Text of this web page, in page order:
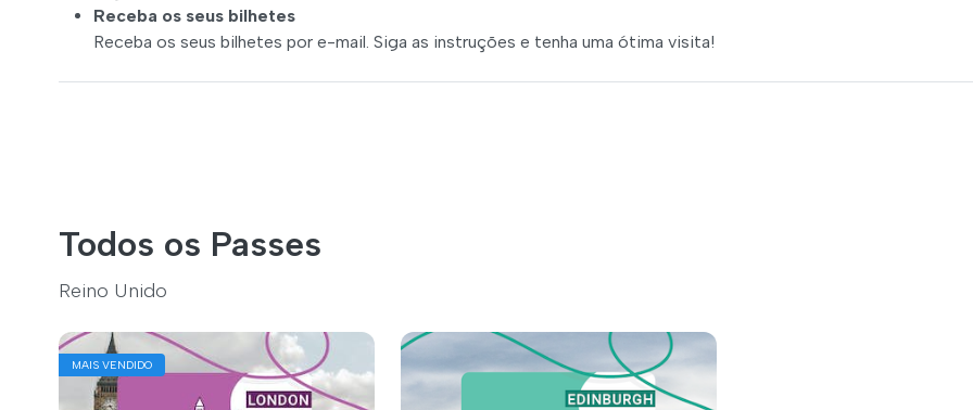
Receba os seus bilhetes
Receba os seus bilhetes por e-mail. Siga as instruções e tenha uma ótima visita!
Todos os Passes
Reino Unido
MAIS VENDIDO